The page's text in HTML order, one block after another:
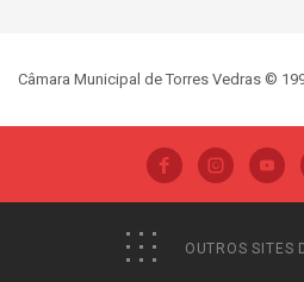
Câmara Municipal de Torres Vedras ©
OUTROS SITES